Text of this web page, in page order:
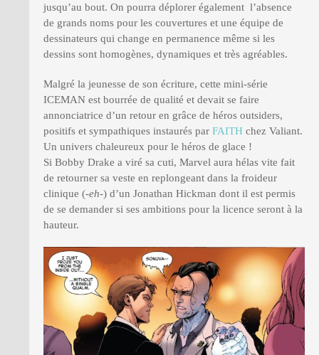
jusqu’au bout. On pourra déplorer également l’absence
de grands noms pour les couvertures et une équipe de
dessinateurs qui change en permanence même si les
dessins sont homogènes, dynamiques et très agréables.
Malgré la jeunesse de son écriture, cette mini-série
ICEMAN est bourrée de qualité et devait se faire
annonciatrice d’un retour en grâce de héros outsiders,
positifs et sympathiques instaurés par FAITH chez Valiant.
Un univers chaleureux pour le héros de glace !
Si Bobby Drake a viré sa cuti, Marvel aura hélas vite fait
de retourner sa veste en replongeant dans la froideur
clinique (-eh-) d’un Jonathan Hickman dont il est permis
de se demander si ses ambitions pour la licence seront à la
hauteur.